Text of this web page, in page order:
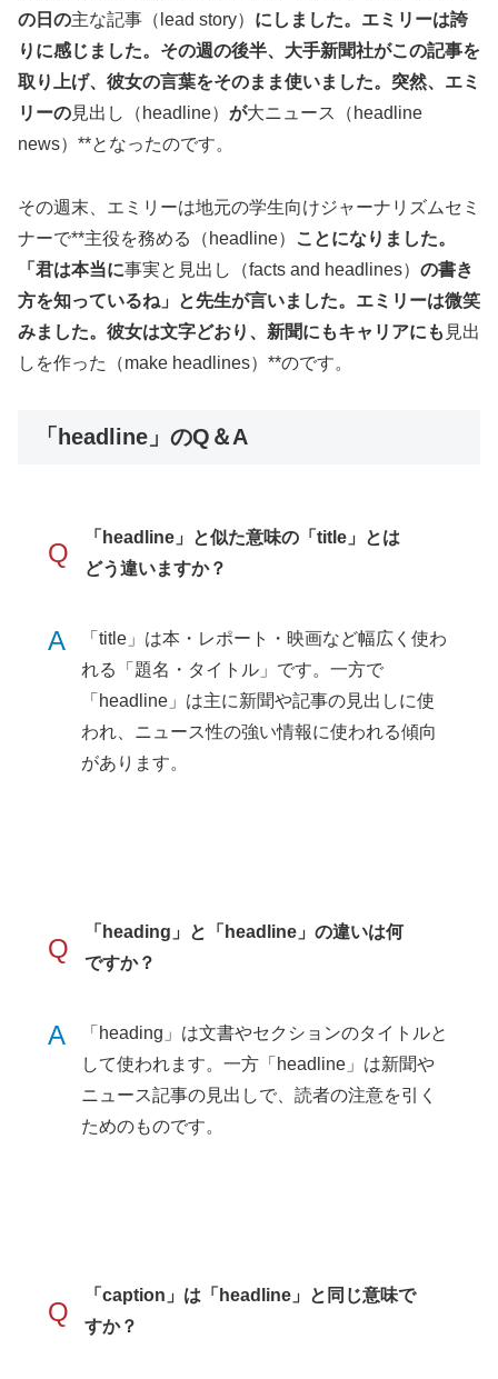
の日の主な記事（lead story） にしました。エミリーは誇
りに感じました。その週の後半、大手新聞社がこの記事を
取り上げ、彼女の言葉をそのまま使いました。突然、エミ
リーの見出し（headline） が大ニュース（headline
news）**となったのです。
その週末、エミリーは地元の学生向けジャーナリズムセミ
ナーで**主役を務める（headline）
ことになりました。
「君は本当に事実と見出し（facts and headlines） の書き
方を知っているね」と先生が言いました。エミリーは微笑
みました。彼女は文字どおり、新聞にもキャリアにも 見出
しを作った（make headlines）**のです。
「headline」のQ＆A
Q
「headline」と似た意味の「title」とは
どう違いますか？
A
「title」は本・レポート・映画など幅広く使わ
れる「題名・タイトル」です。一方で
「headline」は主に新聞や記事の見出しに使
われ、ニュース性の強い情報に使われる傾向
があります。
Q
「heading」と「headline」の違いは何
ですか？
A
「heading」は文書やセクションのタイトルと
して使われます。一方「headline」は新聞や
ニュース記事の見出しで、読者の注意を引く
ためのものです。
Q
「caption」は「headline」と同じ意味で
すか？